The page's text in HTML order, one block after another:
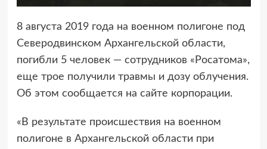
8 августа 2019 года на военном полигоне под
Северодвинском Архангельской области,
погибли 5 человек — сотрудников «Росатома»,
еще трое получили травмы и дозу облучения.
Об этом сообщается на сайте корпорации.
«В результате происшествия на военном
полигоне в Архангельской области при